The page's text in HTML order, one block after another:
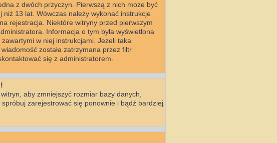
z dwóch przyczyn. Pierwszą z nich może być
niż 13 lat. Wówczas należy wykonać instrukcje
rejestracja. Niektóre witryny przed pierwszym
Informacja o tym była wyświetlona
w niej instrukcjami. Jeżeli taka
została zatrzymana przez filtr
się z administratorem.
aby zmniejszyć rozmiar bazy danych,
zarejestrować się ponownie i bądź bardziej